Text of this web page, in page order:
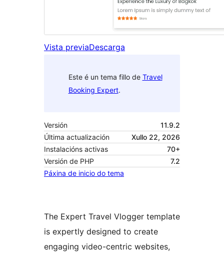
Vista previaDescarga
Este é un tema fillo de Travel
Booking Expert.
Versión
11.9.2
Última actualización
Xullo 22, 2026
Instalacións activas
70+
Versión de PHP
7.2
Páxina de inicio do tema
The Expert Travel Vlogger template
is expertly designed to create
engaging video-centric websites,